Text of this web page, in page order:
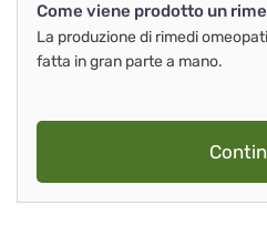
Come viene prodotto un
La produzione di rimedi
fatta in gran parte a mano.